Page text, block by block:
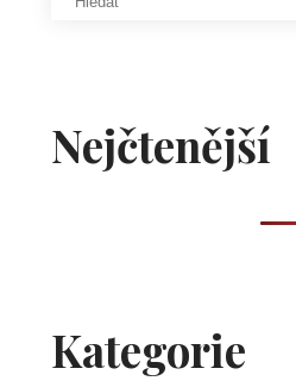
Nejčtenější
Kategorie